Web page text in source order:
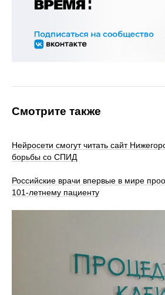
Смотрите также
Нейросети смогут читать сайт
борьбы со СПИД
Российские врачи впервые в мире
101-летнему пациенту